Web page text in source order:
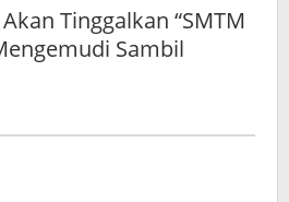
Tinggalkan “SMTM
Sambil